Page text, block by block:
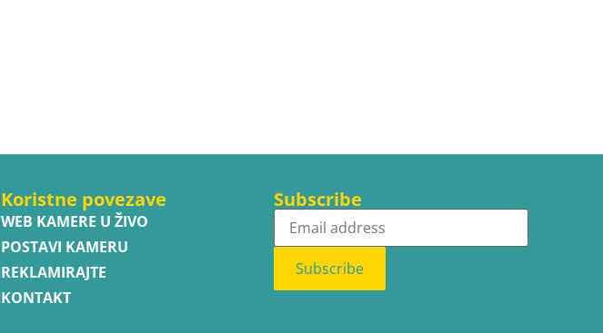
Koristne povezave
WEB KAMERE U ŽIVO
POSTAVI KAMERU
REKLAMIRAJTE
KONTAKT
Subscribe
Subscribe